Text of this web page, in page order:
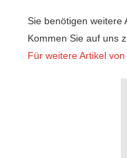
Sie benötigen weitere
Kommen Sie auf uns
Für weitere Artikel